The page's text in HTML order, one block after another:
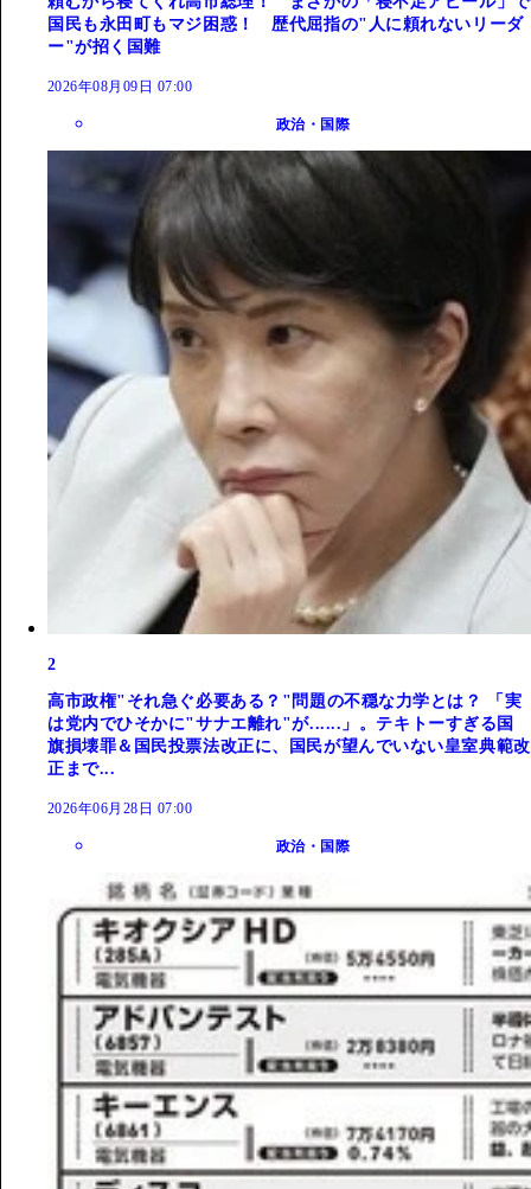
国民も永田町もマジ困惑！ 歴代屈指の"人に頼れないリーダ
ー"が招く国難
2026年08月09日 07:00
政治・国際
2
高市政権"それ急ぐ必要ある？"問題の不穏な力学とは？ 「実
は党内でひそかに"サナエ離れ"が......」。テキトーすぎる国
旗損壊罪＆国民投票法改正に、国民が望んでいない皇室典範改
正まで...
2026年06月28日 07:00
政治・国際